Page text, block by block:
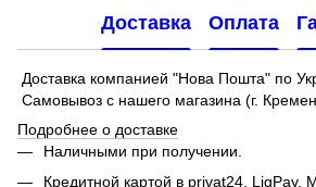
Доставка Оплата
Доставка компанией "Нова Пошта" по
Самовывоз с нашего магазина (г.
Подробнее о доставке
Наличными при получении.
Кредитной картой в privat24, LiqPay,